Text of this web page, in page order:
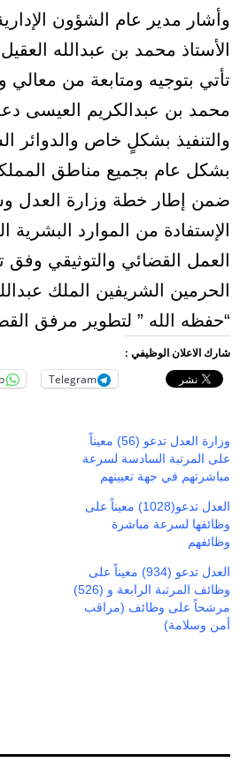
وأشار مدير عام الشؤون الإدارية
الأستاذ محمد بن عبدالله
تأتي بتوجيه ومتابعة من معالي
محمد بن عبدالكريم العيسى
والتنفيذ بشكلٍ خاص والدوائر
بشكل عام بجميع مناطق
ضمن إطار خطة وزارة العدل
الإستفادة من الموارد البشرية
العمل القضائي والتوثيقي
الحرمين الشريفين الملك
“حفظه الله ” لتطوير مرفق
شارك الاعلان الوظيفي :
Telegram
وزارة العدل تدعو (56) معيناً
على المرتبة السادسة لسرعة
مباشرتهم في جهة تعيينهم
العدل تدعو(1028) معيناً على
وظائفها لسرعة مباشرة
وظائفهم
العدل تدعو (934) معيناً على
وظائف المرتبة الرابعة و (526)
مرشحاً على وظائف (مراقب
أمن وسلامة)